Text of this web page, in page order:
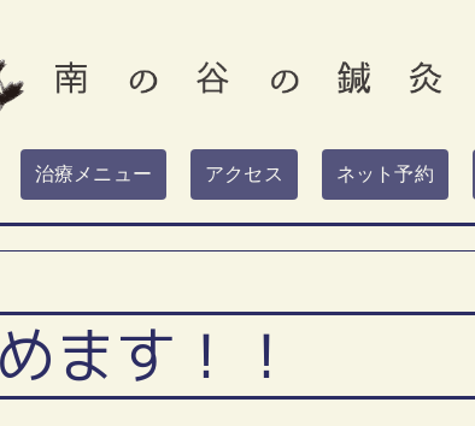
治療メニュー アクセス ネット予約
ます！！